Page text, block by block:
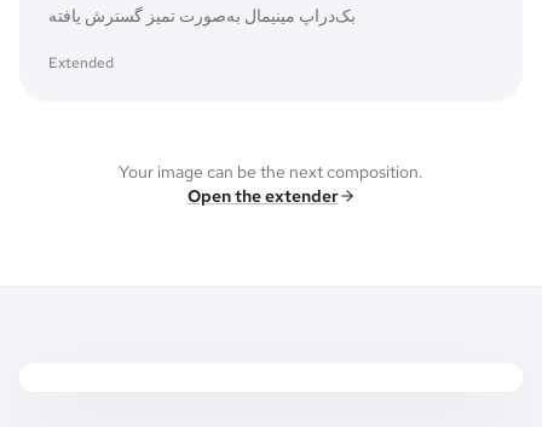
بک‌دراپ مینیمال به‌صورت تمیز گسترش یافته
Extended
Your image can be the next composition.
Open the extender